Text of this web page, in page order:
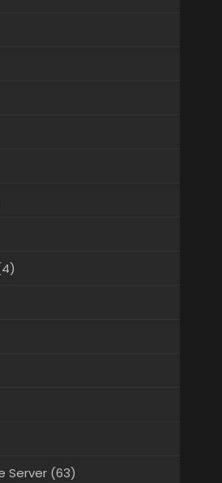
Server(63)